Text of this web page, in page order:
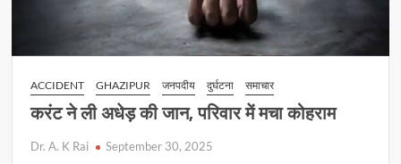
ACCIDENT GHAZIPUR जनपदीय दुर्घटना समाचार
करंट ने ली अधेड़ की जान, परिवार में मचा कोहराम
Dr. A. K Rai September 30, 2025